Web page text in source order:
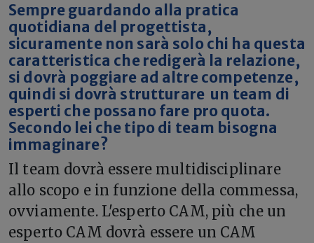
Sempre guardando alla pratica
quotidiana del progettista,
sicuramente non sarà solo chi ha questa
caratteristica che redigerà la relazione,
si dovrà poggiare ad altre competenze,
quindi si dovrà strutturare un team di
esperti che possano fare pro quota.
Secondo lei che tipo di team bisogna
immaginare?
Il team dovrà essere multidisciplinare
allo scopo e in funzione della commessa,
ovviamente. L'esperto CAM, più che un
esperto CAM dovrà essere un CAM